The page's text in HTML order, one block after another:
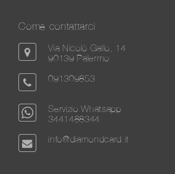
Come contattarci
Via Nicolò Gallo, 14
90139 Palermo
091309853
Servizio Whatsapp
3441488344
info@diamondcard.it